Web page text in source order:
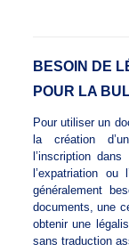
BESOIN DE
POUR LA
Pour utiliser un
la création
l’inscription
l’expatriation ou
généralement
documents, une
obtenir une
sans traduction